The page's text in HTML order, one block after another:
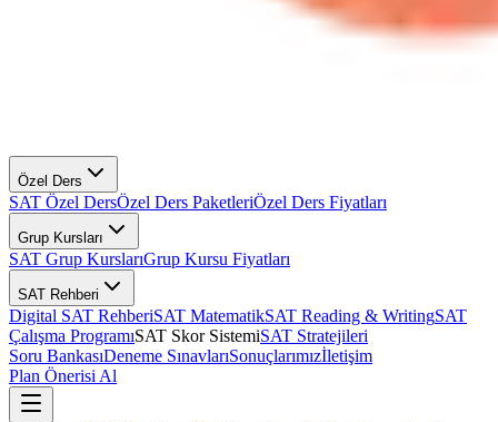
Özel Ders
SAT Özel DersÖzel Ders PaketleriÖzel Ders Fiyatları
Grup Kursları
SAT Grup KurslarıGrup Kursu Fiyatları
SAT Rehberi
Digital SAT RehberiSAT MatematikSAT Reading & WritingSAT
Çalışma ProgramıSAT Skor SistemiSAT Stratejileri
Soru BankasıDeneme SınavlarıSonuçlarımızİletişim
Plan Önerisi Al